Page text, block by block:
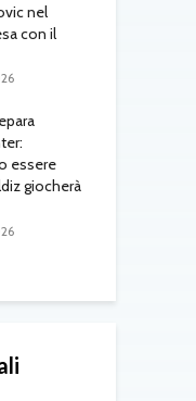
nel
con il
essere
giocherà